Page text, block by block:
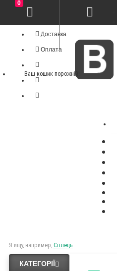
Доставка
Оплата
Я ищу, например, Стілець
0
Ваш кошик порожній!
КАТЕГОРІЇ